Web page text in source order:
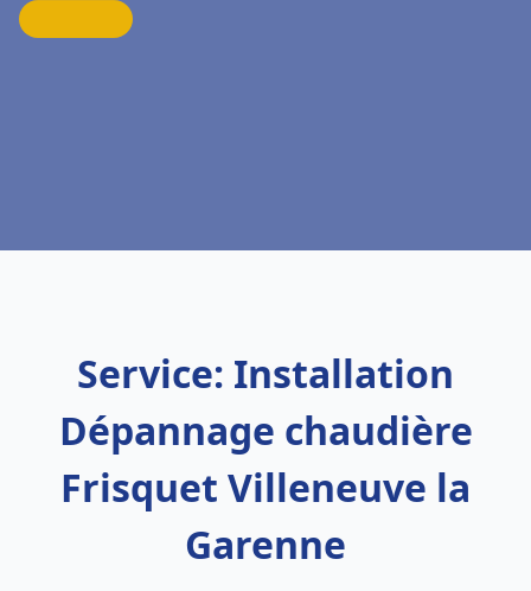
Service: Installation
Dépannage chaudière
Frisquet Villeneuve la
Garenne